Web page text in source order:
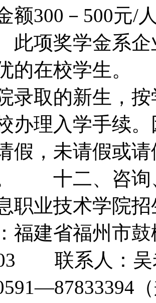
额300－500
奖学金系企
的在校学生
录取的新生，
办理入学手续
假，未请假或
十二、咨询
职业技术学院
福建省福州市
联系人：